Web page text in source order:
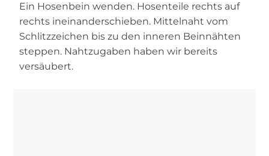
Ein Hosenbein wenden. Hosenteile rechts auf
rechts ineinanderschieben. Mittelnaht vom
Schlitzzeichen bis zu den inneren Beinnähten
steppen. Nahtzugaben haben wir bereits
versäubert.